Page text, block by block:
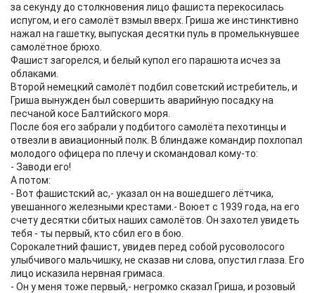
за секунду до столкновения лицо фашиста перекосилась
испугом, и его самолёт взмыл вверх. Гриша же инстинктивно
нажал на гашетку, выпуская десятки пуль в промелькнувшее
самолётное брюхо.
Фашист загорелся, и белый купол его парашюта исчез за
облаками.
Второй немецкий самолёт подбил советский истребитель, и
Гриша вынужден был совершить аварийную посадку на
песчаной косе Балтийского моря.
После боя его забрали у подбитого самолёта пехотинцы и
отвезли в авиационный полк. В блиндаже командир похлопал
молодого офицера по плечу и скомандовал кому-то:
- Заводи его!
А потом:
- Вот фашистский ас,- указал он на вошедшего лётчика,
увешанного железными крестами.- Воюет с 1939 года, на его
счету десятки сбитых наших самолётов. Он захотел увидеть
тебя - ты первый, кто сбил его в бою.
Сорокалетний фашист, увидев перед собой русоволосого
улыбчивого мальчишку, не сказав ни слова, опустил глаза. Его
лицо исказила нервная гримаса.
- Он у меня тоже первый,- негромко сказал Гриша, и розовый